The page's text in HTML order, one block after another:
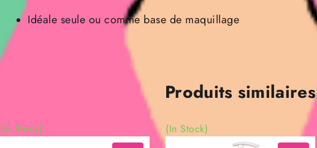
Idéale seule ou comme base de maquillage
Produits similaires
(In Stock) (In Stock)